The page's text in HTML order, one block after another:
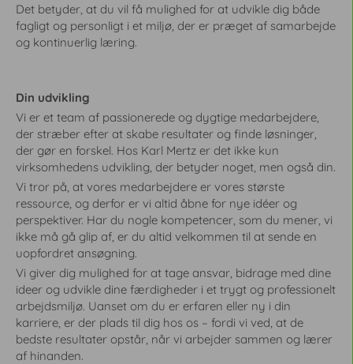
n
j
s
e
,
s
o
m
h
a
r
v
æ
r
e
t
n
j
s
e
,
s
o
m
h
a
r
v
æ
r
e
t
Det betyder, at du vil få mulighed for at udvikle dig både
fagligt og personligt i et miljø, der er præget af samarbejde
og kontinuerlig læring.
Din udvikling
Vi er et team af passionerede og dygtige medarbejdere,
der stræber efter at skabe resultater og finde løsninger,
der gør en forskel. Hos Karl Mertz er det ikke kun
virksomhedens udvikling, der betyder noget, men også din.
Vi tror på, at vores medarbejdere er vores største
ressource, og derfor er vi altid åbne for nye idéer og
perspektiver. Har du nogle kompetencer, som du mener, vi
ikke må gå glip af, er du altid velkommen til at sende en
uopfordret ansøgning.
Vi giver dig mulighed for at tage ansvar, bidrage med dine
ideer og udvikle dine færdigheder i et trygt og professionelt
arbejdsmiljø. Uanset om du er erfaren eller ny i din
karriere, er der plads til dig hos os – fordi vi ved, at de
bedste resultater opstår, når vi arbejder sammen og lærer
af hinanden.